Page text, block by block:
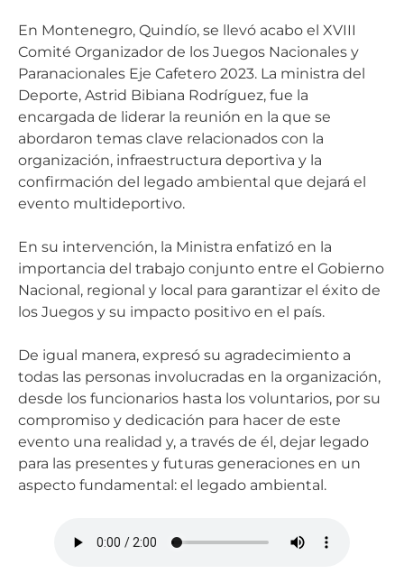
En Montenegro, Quindío, se llevó acabo el XVIII
Comité Organizador de los Juegos Nacionales y
Paranacionales Eje Cafetero 2023. La ministra del
Deporte, Astrid Bibiana Rodríguez, fue la
encargada de liderar la reunión en la que se
abordaron temas clave relacionados con la
organización, infraestructura deportiva y la
confirmación del legado ambiental que dejará el
evento multideportivo.
En su intervención, la Ministra enfatizó en la
importancia del trabajo conjunto entre el Gobierno
Nacional, regional y local para garantizar el éxito de
los Juegos y su impacto positivo en el país.
De igual manera, expresó su agradecimiento a
todas las personas involucradas en la organización,
desde los funcionarios hasta los voluntarios, por su
compromiso y dedicación para hacer de este
evento una realidad y, a través de él, dejar legado
para las presentes y futuras generaciones en un
aspecto fundamental: el legado ambiental.